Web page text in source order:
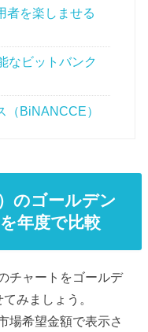
者を楽しませる
なビットバンク
（BiNANCCE）
のゴールデン
年度で比較
チャートをゴールデ
みましょう。
場希望金額で表示さ